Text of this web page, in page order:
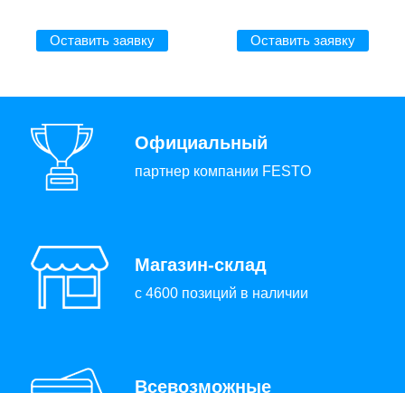
Оставить заявку Оставить заявку
Официальный
партнер компании FESTO
Магазин-склад
с 4600 позиций в наличии
Всевозможные